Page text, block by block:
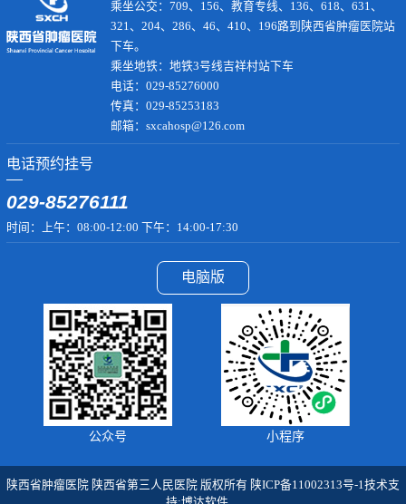
乘坐公交：709、156、教育专线、136、618、631、
321、204、286、46、410、196路到陕西省肿瘤医院站
下车。
乘坐地铁：地铁3号线吉祥村站下车
电话：029-85276000
传真：029-85253183
邮箱：sxcahosp@126.com
电话预约挂号
029-85276111
时间：上午：08:00-12:00 下午：14:00-17:30
电脑版
公众号 小程序
陕西省肿瘤医院 陕西省第三人民医院 版权所有 陕ICP备11002313号-1 技术支